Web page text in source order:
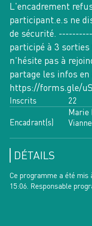
n°13545
RANDO DU DIMANCHE
LAC DE CROP
DE FER 2400 M
L'encadrement
participant.e.s ne
de sécurité.
participé à 3
n'hésite pas à
partage les infos
https://forms.gle/
Inscrits 22
Encadrant(s)
Marie
DÉTAILS
Ce programme a été mis
15:06. Responsable